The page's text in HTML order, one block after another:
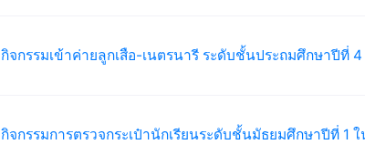
กิจกรรมเข้าค่ายลูกเสือ-เนตรนารี ระดับชั้นประถมศึกษาปีที่
กิจกรรมการตรวจกระเป๋านักเรียนระดับชั้นมัธยมศึกษาปีที่ 1